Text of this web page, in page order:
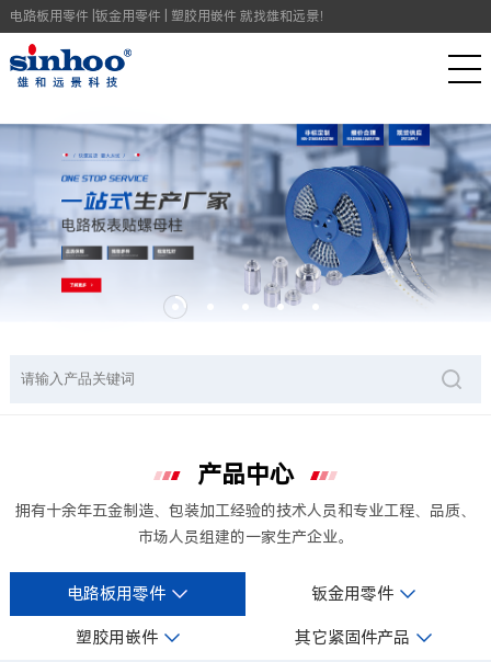
电路板用零件 |钣金用零件 | 塑胶用嵌件 就找雄和远景！
产品中心
拥有十余年五金制造、包装加工经验的技术人员和专业工程、品质、
市场人员组建的一家生产企业。
电路板用零件 钣金用零件
塑胶用嵌件 其它紧固件产品